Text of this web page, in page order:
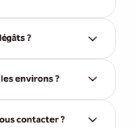
?
environs ?
contacter ?